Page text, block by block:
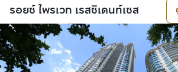
รอยซ์ ไพรเวท เรสซิเดนท์เซส